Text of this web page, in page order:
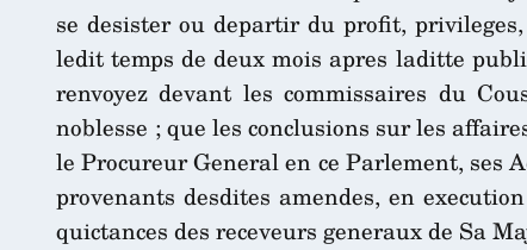
se desister ou departir du profit,
ledit temps de deux mois apres laditte
renvoyez devant les commissaires du
noblesse ; que les conclusions sur les
le Procureur General en ce Parlement, ses
provenants desdites amendes, en
quictances des receveurs generaux de Sa